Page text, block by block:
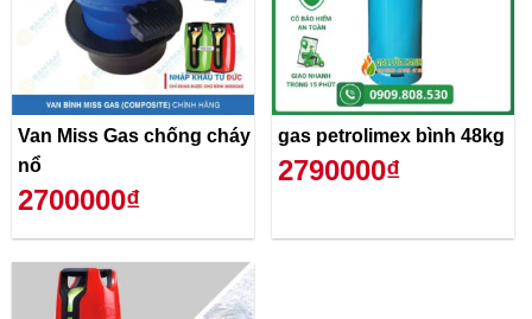
Van Miss Gas chống cháy
nổ
2700000₫
gas petrolimex bình 48kg
2790000₫